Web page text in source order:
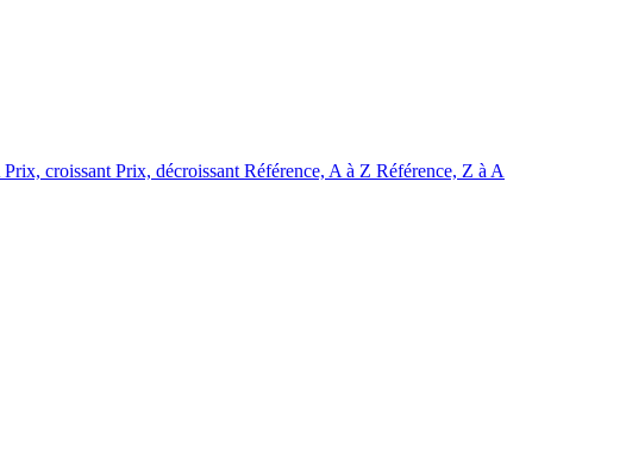
Prix, croissant Prix, décroissant Référence, A à Z Référence, Z à A